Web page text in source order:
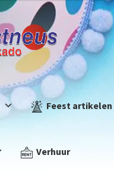
Feest artikelen
Verhuur